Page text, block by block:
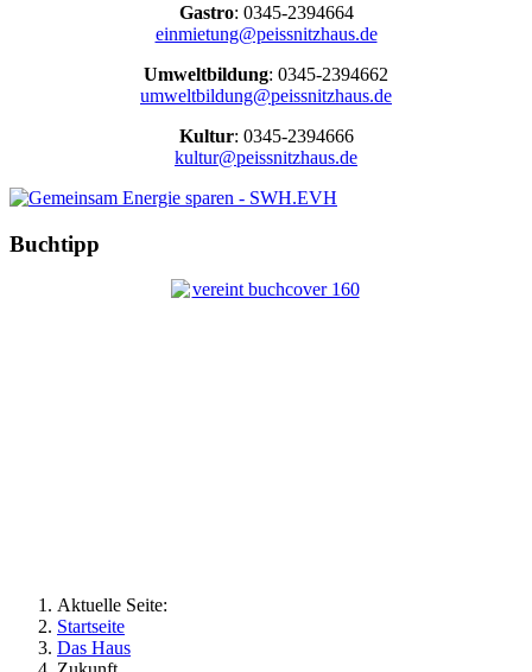
Gastro: 0345-2394664
einmietung@peissnitzhaus.de
Umweltbildung: 0345-2394662
umweltbildung@peissnitzhaus.de
Kultur: 0345-2394666
kultur@peissnitzhaus.de
Buchtipp
Aktuelle Seite:
Startseite
Das Haus